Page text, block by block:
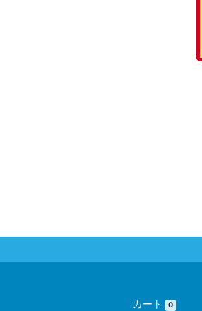
カート 0